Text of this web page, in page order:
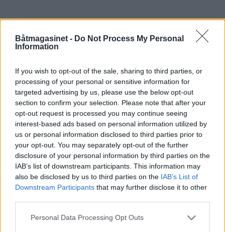
Båtmagasinet - Do Not Process My Personal
Information
If you wish to opt-out of the sale, sharing to third parties, or
processing of your personal or sensitive information for
targeted advertising by us, please use the below opt-out
section to confirm your selection. Please note that after your
opt-out request is processed you may continue seeing
interest-based ads based on personal information utilized by
us or personal information disclosed to third parties prior to
your opt-out. You may separately opt-out of the further
disclosure of your personal information by third parties on the
IAB’s list of downstream participants. This information may
also be disclosed by us to third parties on the IAB’s List of
Downstream Participants that may further disclose it to other
Personal Data Processing Opt Outs
NORDFJORD
BÅTER
BM BLADARKIV
ASKELADDEN
WITH